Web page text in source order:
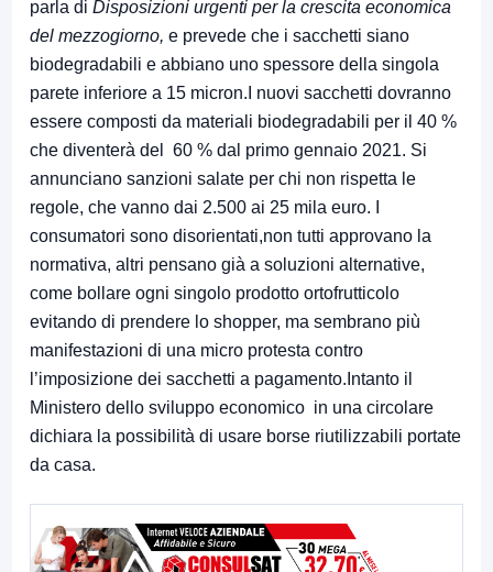
parla di Disposizioni urgenti per la crescita economica
del mezzogiorno, e prevede che i sacchetti siano
biodegradabili e abbiano uno spessore della singola
parete inferiore a 15 micron.I nuovi sacchetti dovranno
essere composti da materiali biodegradabili per il 40 %
che diventerà del 60 % dal primo gennaio 2021. Si
annunciano sanzioni salate per chi non rispetta le
regole, che vanno dai 2.500 ai 25 mila euro. I
consumatori sono disorientati,non tutti approvano la
normativa, altri pensano già a soluzioni alternative,
come bollare ogni singolo prodotto ortofrutticolo
evitando di prendere lo shopper, ma sembrano più
manifestazioni di una micro protesta contro
l’imposizione dei sacchetti a pagamento.Intanto il
Ministero dello sviluppo economico in una circolare
dichiara la possibilità di usare borse riutilizzabili portate
da casa.